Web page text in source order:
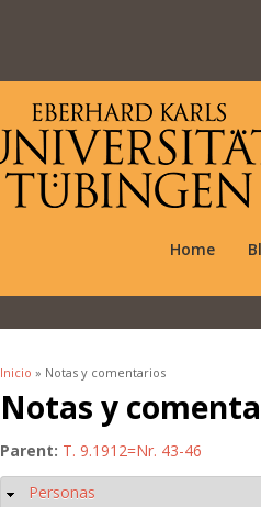
Home
Se encuentra usted aquí
Inicio » Notas y comentarios
Notas y
Parent: T. 9.1912=Nr. 43-46
Ocultar
Personas